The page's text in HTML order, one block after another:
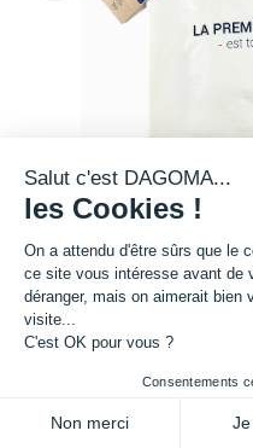
Tee-shirt 100% coton biologique
Tricoté dans la Somme,
Disponible en tailles S, M, L, XL,
Salut c'est DAGOMA...
les Cookies !
On a attendu d'être sûrs que le
ce site vous intéresse avant de
déranger, mais on aimerait bien
visite...
C'est OK pour vous ?
Consentements
Non merci